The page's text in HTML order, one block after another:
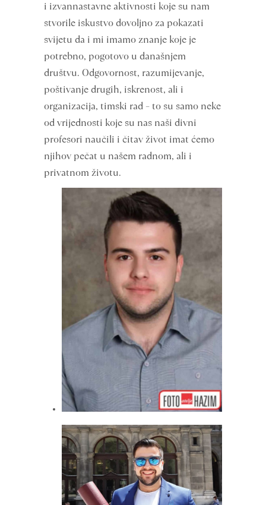
i izvannastavne aktivnosti koje su nam
stvorile iskustvo dovoljno za pokazati
svijetu da i mi imamo znanje koje je
potrebno, pogotovo u današnjem
društvu. Odgovornost, razumijevanje,
poštivanje drugih, iskrenost, ali i
organizacija, timski rad – to su samo neke
od vrijednosti koje su nas naši divni
profesori naučili i čitav život imat ćemo
njihov pečat u našem radnom, ali i
privatnom životu.